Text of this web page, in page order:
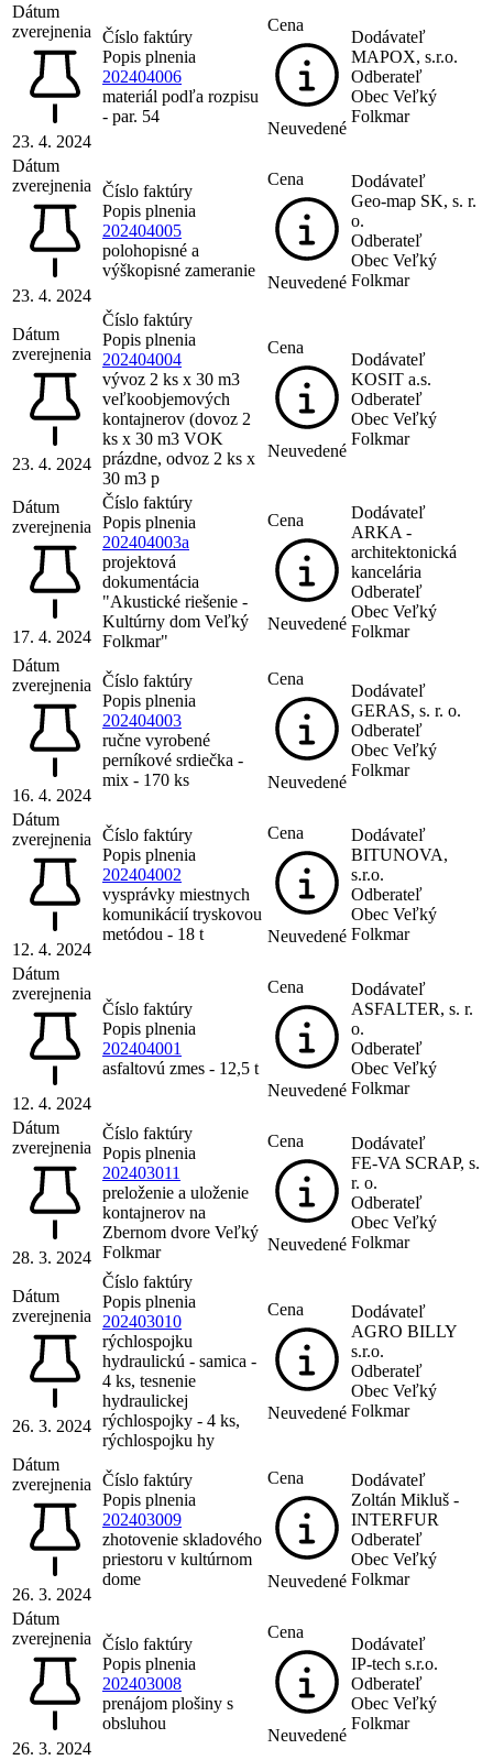
Dátum
zverejnenia
23. 4. 2024
Číslo faktúry
Popis plnenia
202404006
materiál podľa rozpisu
- par. 54
Cena
Neuvedené
Dodávateľ
MAPOX, s.r.o.
Odberateľ
Obec Veľký
Folkmar
Dátum
zverejnenia
23. 4. 2024
Číslo faktúry
Popis plnenia
202404005
polohopisné a
výškopisné zameranie
Cena
Neuvedené
Dodávateľ
Geo-map SK, s. r.
o.
Odberateľ
Obec Veľký
Folkmar
Dátum
zverejnenia
23. 4. 2024
Číslo faktúry
Popis plnenia
202404004
vývoz 2 ks x 30 m3
veľkoobjemových
kontajnerov (dovoz 2
ks x 30 m3 VOK
prázdne, odvoz 2 ks x
30 m3 p
Cena
Neuvedené
Dodávateľ
KOSIT a.s.
Odberateľ
Obec Veľký
Folkmar
Dátum
zverejnenia
17. 4. 2024
Číslo faktúry
Popis plnenia
202404003a
projektová
dokumentácia
"Akustické riešenie -
Kultúrny dom Veľký
Folkmar"
Cena
Neuvedené
Dodávateľ
ARKA -
architektonická
kancelária
Odberateľ
Obec Veľký
Folkmar
Dátum
zverejnenia
16. 4. 2024
Číslo faktúry
Popis plnenia
202404003
ručne vyrobené
perníkové srdiečka -
mix - 170 ks
Cena
Neuvedené
Dodávateľ
GERAS, s. r. o.
Odberateľ
Obec Veľký
Folkmar
Dátum
zverejnenia
12. 4. 2024
Číslo faktúry
Popis plnenia
202404002
vysprávky miestnych
komunikácií tryskovou
metódou - 18 t
Cena
Neuvedené
Dodávateľ
BITUNOVA,
s.r.o.
Odberateľ
Obec Veľký
Folkmar
Dátum
zverejnenia
12. 4. 2024
Číslo faktúry
Popis plnenia
202404001
asfaltovú zmes - 12,5 t
Cena
Neuvedené
Dodávateľ
ASFALTER, s. r.
o.
Odberateľ
Obec Veľký
Folkmar
Dátum
zverejnenia
28. 3. 2024
Číslo faktúry
Popis plnenia
202403011
preloženie a uloženie
kontajnerov na
Zbernom dvore Veľký
Folkmar
Cena
Neuvedené
Dodávateľ
FE-VA SCRAP, s.
r. o.
Odberateľ
Obec Veľký
Folkmar
Dátum
zverejnenia
26. 3. 2024
Číslo faktúry
Popis plnenia
202403010
rýchlospojku
hydraulickú - samica -
4 ks, tesnenie
hydraulickej
rýchlospojky - 4 ks,
rýchlospojku hy
Cena
Neuvedené
Dodávateľ
AGRO BILLY
s.r.o.
Odberateľ
Obec Veľký
Folkmar
Dátum
zverejnenia
26. 3. 2024
Číslo faktúry
Popis plnenia
202403009
zhotovenie skladového
priestoru v kultúrnom
dome
Cena
Neuvedené
Dodávateľ
Zoltán Mikluš -
INTERFUR
Odberateľ
Obec Veľký
Folkmar
Dátum
zverejnenia
26. 3. 2024
Číslo faktúry
Popis plnenia
202403008
prenájom plošiny s
obsluhou
Cena
Neuvedené
Dodávateľ
IP-tech s.r.o.
Odberateľ
Obec Veľký
Folkmar